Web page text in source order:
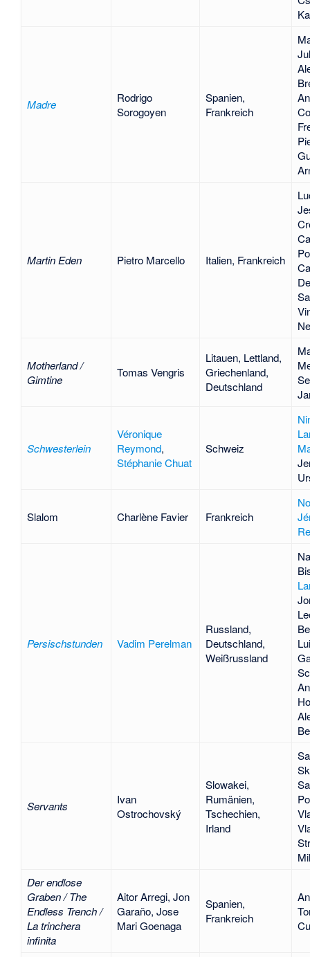
Madre
Rodrigo
Sorogoyen
Spanien,
Frankreich
Martin Eden Pietro Marcello Italien, Frankreich
Motherland /
Gimtine
Tomas Vengris
Litauen, Lettland,
Griechenland,
Deutschland
Schwesterlein
Véronique
Reymond,
Stéphanie Chuat
Schweiz
Slalom Charlène Favier Frankreich
Persischstunden Vadim Perelman
Russland,
Deutschland,
Weißrussland
Servants
Ivan
Ostrochovský
Slowakei,
Rumänien,
Tschechien,
Irland
Der endlose
Graben / The
Endless Trench /
La trinchera
infinita
Aitor Arregi, Jon
Garaño, Jose
Mari Goenaga
Spanien,
Frankreich